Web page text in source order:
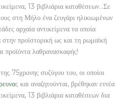
13 βιβλιάρια καταθέσεων…Σε
στη Μήλο ένα ζευγάρι ηλικιωμένων
αρχαία αντικείμενα τα οποία
στην προϊστορική ως και τη ρωμαϊκή
προϊόντα λαθρανασκαφής!
75χρονης συζύγου του, οι οποίοι
ς και αναζητούνται, βρέθηκαν εννέα
13 βιβλιάρια καταθέσεων δια